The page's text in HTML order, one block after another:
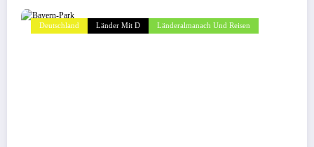
Deutschland Länder Mit D Länderalmanach Und Reisen